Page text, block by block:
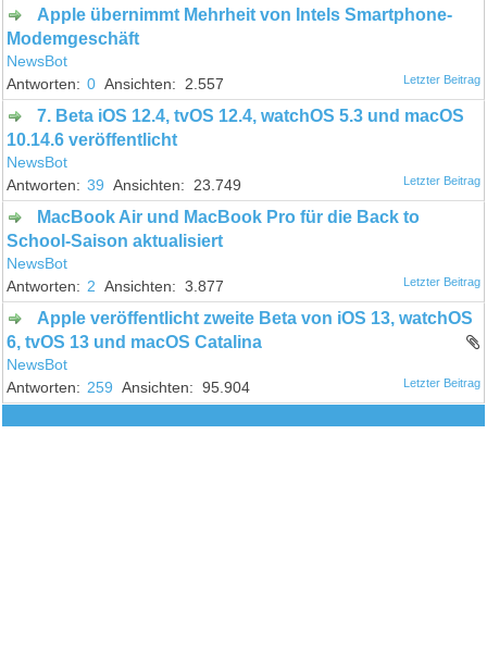
Apple übernimmt Mehrheit von Intels Smartphone-
Modemgeschäft
NewsBot
0
2.557
7. Beta iOS 12.4, tvOS 12.4, watchOS 5.3 und macOS
10.14.6 veröffentlicht
NewsBot
39
23.749
MacBook Air und MacBook Pro für die Back to
School-Saison aktualisiert
NewsBot
2
3.877
Apple veröffentlicht zweite Beta von iOS 13, watchOS
6, tvOS 13 und macOS Catalina
NewsBot
259
95.904